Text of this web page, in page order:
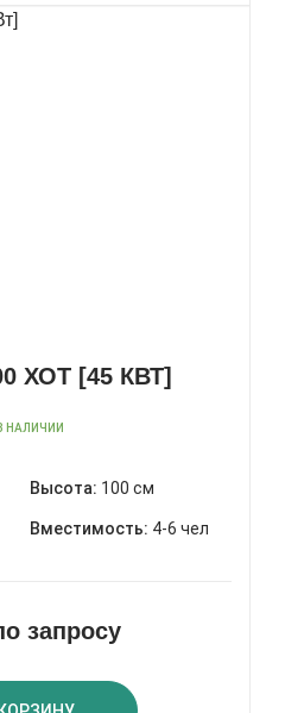
ХОТ [45 КВТ]
НАЛИЧИИ
Высота: 100 см
Вместимость: 4-6 чел
запросу